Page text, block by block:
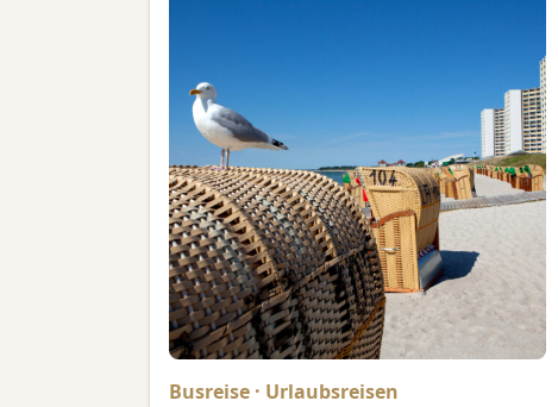
Busreise · Urlaubsreisen